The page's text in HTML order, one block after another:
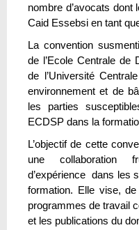
nombre d’avocats dont
Caid Essebsi en tant
La convention
de l’Ecole Centrale de
de l’Université
environnement et de
les parties
ECDSP dans la
L’objectif de cette
une collaboration
d’expérience dans les
formation. Elle vise,
programmes de travail
et les publications du